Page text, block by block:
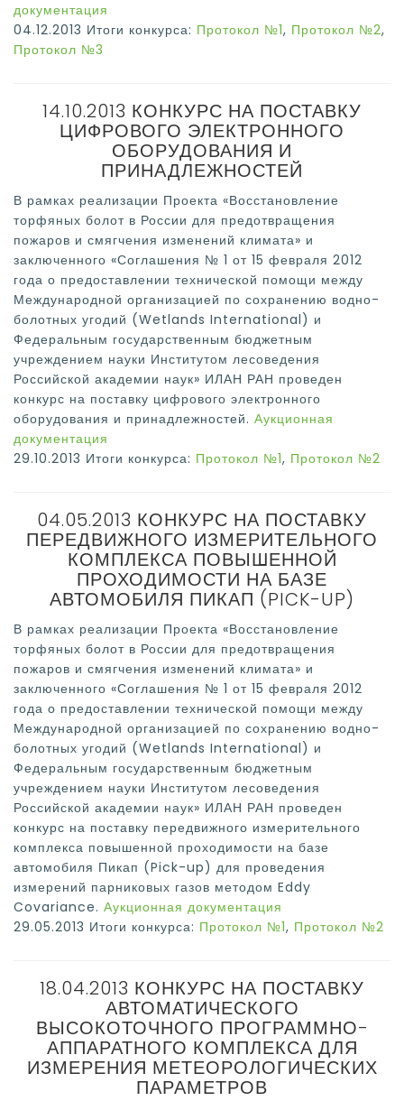
документация
04.12.2013 Итоги конкурса: Протокол №1, Протокол №2,
Протокол №3
14.10.2013 КОНКУРС НА ПОСТАВКУ
ЦИФРОВОГО ЭЛЕКТРОННОГО
ОБОРУДОВАНИЯ И
ПРИНАДЛЕЖНОСТЕЙ
В рамках реализации Проекта «Восстановление
торфяных болот в России для предотвращения
пожаров и смягчения изменений климата» и
заключенного «Соглашения № 1 от 15 февраля 2012
года о предоставлении технической помощи между
Международной организацией по сохранению водно-
болотных угодий (Wetlands International) и
Федеральным государственным бюджетным
учреждением науки Институтом лесоведения
Российской академии наук» ИЛАН РАН проведен
конкурс на поставку цифрового электронного
оборудования и принадлежностей. Аукционная
документация
29.10.2013 Итоги конкурса: Протокол №1, Протокол №2
04.05.2013 КОНКУРС НА ПОСТАВКУ
ПЕРЕДВИЖНОГО ИЗМЕРИТЕЛЬНОГО
КОМПЛЕКСА ПОВЫШЕННОЙ
ПРОХОДИМОСТИ НА БАЗЕ
АВТОМОБИЛЯ ПИКАП (PICK-UP)
В рамках реализации Проекта «Восстановление
торфяных болот в России для предотвращения
пожаров и смягчения изменений климата» и
заключенного «Соглашения № 1 от 15 февраля 2012
года о предоставлении технической помощи между
Международной организацией по сохранению водно-
болотных угодий (Wetlands International) и
Федеральным государственным бюджетным
учреждением науки Институтом лесоведения
Российской академии наук» ИЛАН РАН проведен
конкурс на поставку передвижного измерительного
комплекса повышенной проходимости на базе
автомобиля Пикап (Pick-up) для проведения
измерений парниковых газов методом Eddy
Covariance. Аукционная документация
29.05.2013 Итоги конкурса: Протокол №1, Протокол №2
18.04.2013 КОНКУРС НА ПОСТАВКУ
АВТОМАТИЧЕСКОГО
ВЫСОКОТОЧНОГО ПРОГРАММНО-
АППАРАТНОГО КОМПЛЕКСА ДЛЯ
ИЗМЕРЕНИЯ МЕТЕОРОЛОГИЧЕСКИХ
ПАРАМЕТРОВ